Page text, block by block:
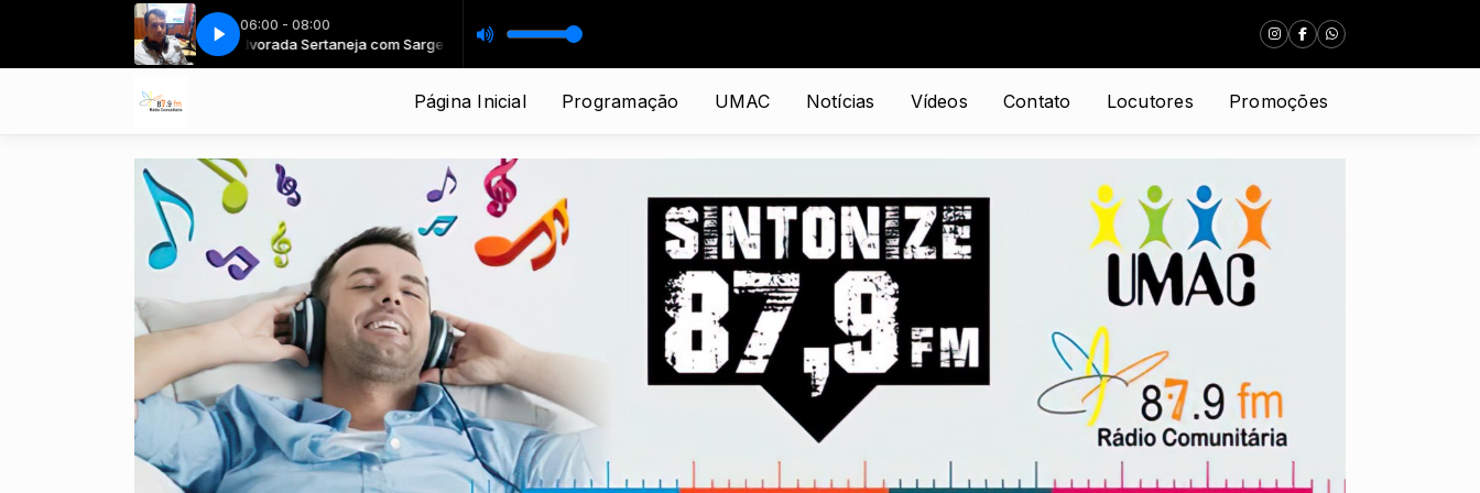
06:00 - 08:00
com Sargento Veiga Alvorada Sertaneja com Sargento Veiga
Página Inicial Programação UMAC Notícias Vídeos Contato Locutores Promoções